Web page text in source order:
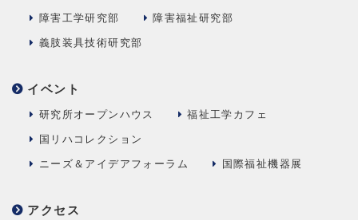
障害工学研究部 障害福祉研究部
義肢装具技術研究部
イベント
研究所オープンハウス 福祉工学カフェ
国リハコレクション
ニーズ＆アイデアフォーラム 国際福祉機器展
アクセス